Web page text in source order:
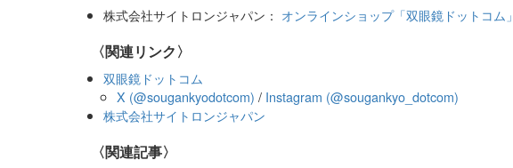
株式会社サイトロンジャパン： オンラインショップ「双眼鏡ドットコム
〈関連リンク〉
双眼鏡ドットコム
X (@sougankyodotcom) / Instagram (@sougankyo_dotcom)
株式会社サイトロンジャパン
関連記事